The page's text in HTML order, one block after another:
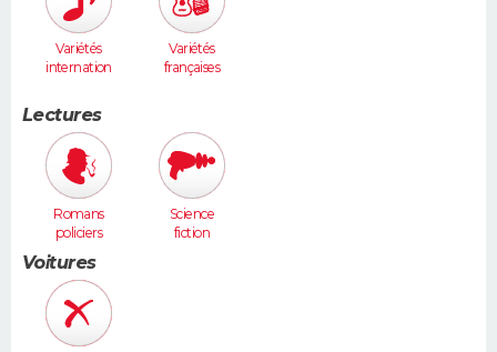
Variétés
internation
Variétés
françaises
Lectures
Romans
policiers
Science
fiction
Voitures